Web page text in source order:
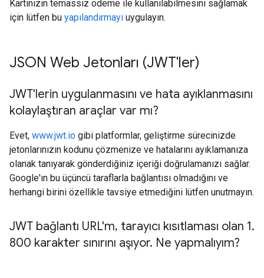
Kartınızın temassız ödeme ile kullanılabilmesini sağlamak
için lütfen bu yapılandırmayı uygulayın.
JSON Web Jetonları (JWT'ler)
JWT'lerin uygulanmasını ve hata ayıklanmasını
kolaylaştıran araçlar var mı?
Evet, www.jwt.io gibi platformlar, geliştirme sürecinizde
jetonlarınızın kodunu çözmenize ve hatalarını ayıklamanıza
olanak tanıyarak gönderdiğiniz içeriği doğrulamanızı sağlar.
Google'ın bu üçüncü taraflarla bağlantısı olmadığını ve
herhangi birini özellikle tavsiye etmediğini lütfen unutmayın.
JWT bağlantı URL'm, tarayıcı kısıtlaması olan 1.
800 karakter sınırını aşıyor. Ne yapmalıyım?